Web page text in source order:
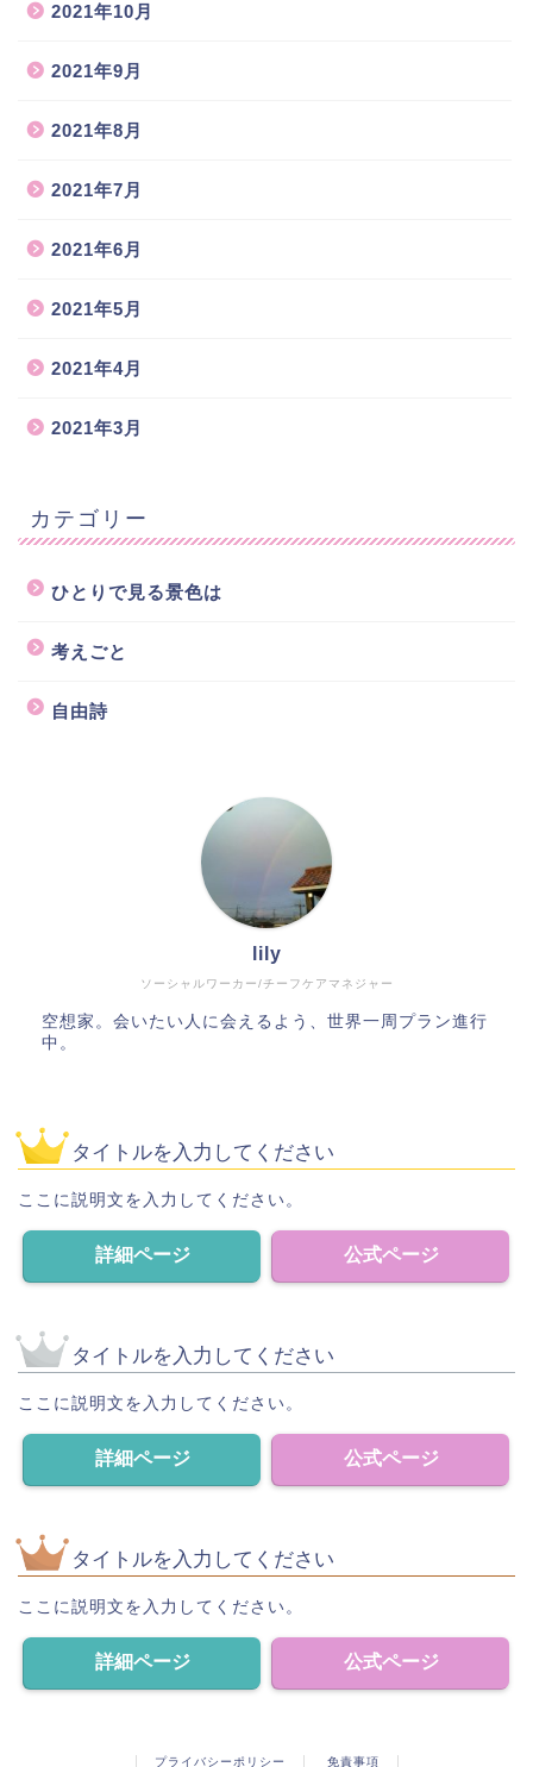
2021年10月
2021年9月
2021年8月
2021年7月
2021年6月
2021年5月
2021年4月
2021年3月
カテゴリー
ひとりで見る景色は
考えごと
自由詩
ソーシャルワーカー/チーフケアマネジャー
lily
空想家。会いたい人に会えるよう、世界一周プラン進行
中。
タイトルを入力してください
ここに説明文を入力してください。
詳細ページ 公式ページ
タイトルを入力してください
ここに説明文を入力してください。
詳細ページ 公式ページ
タイトルを入力してください
ここに説明文を入力してください。
詳細ページ 公式ページ
プライバシーポリシー 免責事項